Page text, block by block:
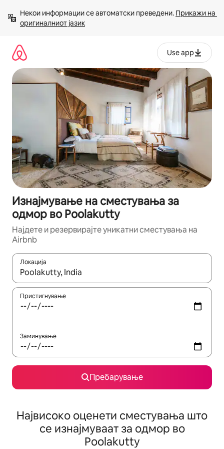
содржина
Некои информации се автоматски преведени. Прикажи на
оригиналниот јазик
Use app
Изнајмување на сместувања за
одмор во Poolakutty
Најдете и резервирајте уникатни сместувања на
Airbnb
Локација
Кога резултатите се достапни, движете се со копчињата
Пристигнување
Заминување
Пребарување
Највисоко оценети сместувања што
се изнајмуваат за одмор во
Poolakutty